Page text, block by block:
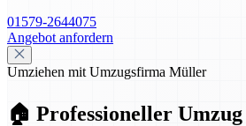
01579-2644075
Angebot anfordern
Umziehen mit Umzugsfirma Müller
🏠 Professioneller